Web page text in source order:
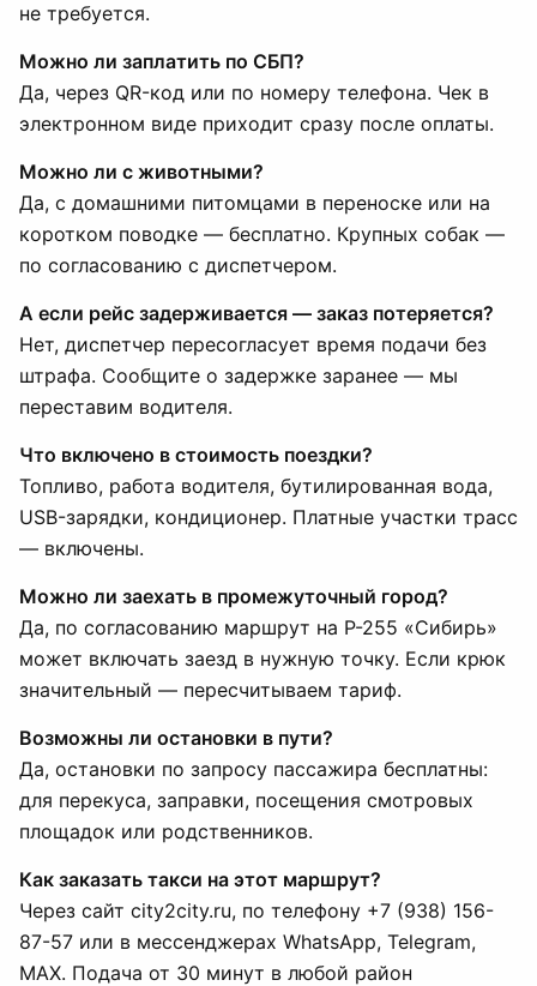
не требуется.
Можно ли заплатить по СБП?
Да, через QR-код или по номеру телефона. Чек в
электронном виде приходит сразу после оплаты.
Можно ли с животными?
Да, с домашними питомцами в переноске или на
коротком поводке — бесплатно. Крупных собак —
по согласованию с диспетчером.
А если рейс задерживается — заказ потеряется?
Нет, диспетчер пересогласует время подачи без
штрафа. Сообщите о задержке заранее — мы
переставим водителя.
Что включено в стоимость поездки?
Топливо, работа водителя, бутилированная вода,
USB-зарядки, кондиционер. Платные участки трасс
— включены.
Можно ли заехать в промежуточный город?
Да, по согласованию маршрут на Р-255 «Сибирь»
может включать заезд в нужную точку. Если крюк
значительный — пересчитываем тариф.
Возможны ли остановки в пути?
Да, остановки по запросу пассажира бесплатны:
для перекуса, заправки, посещения смотровых
площадок или родственников.
Как заказать такси на этот маршрут?
Через сайт city2city.ru, по телефону +7 (938) 156-
87-57 или в мессенджерах WhatsApp, Telegram,
MAX. Подача от 30 минут в любой район